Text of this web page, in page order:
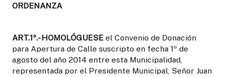
ORDENANZA
ART.1º.-HOMOLÓGUESE el Convenio de Donación
para Apertura de Calle suscripto en fecha 1º de
agosto del año 2014 entre esta Municipalidad,
representada por el Presidente Municipal, Señor Juan